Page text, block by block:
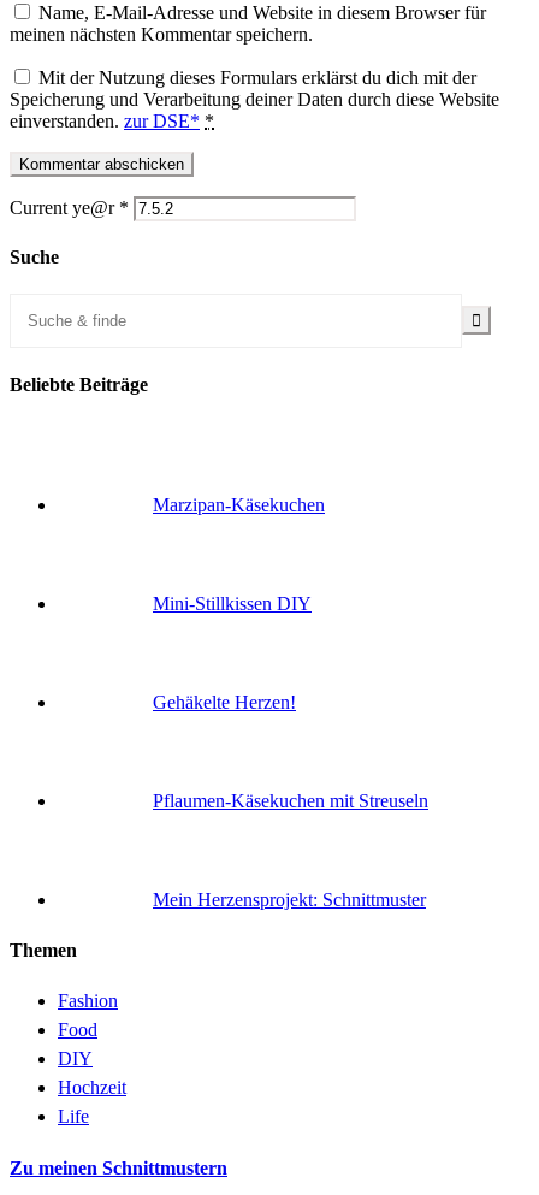
Name, E-Mail-Adresse und Website in diesem Browser für
meinen nächsten Kommentar speichern.
Mit der Nutzung dieses Formulars erklärst du dich mit der
Speicherung und Verarbeitung deiner Daten durch diese Website
einverstanden. zur DSE* *
Current ye@r *
Suche
Beliebte Beiträge
Marzipan-Käsekuchen
Mini-Stillkissen DIY
Gehäkelte Herzen!
Pflaumen-Käsekuchen mit Streuseln
Mein Herzensprojekt: Schnittmuster
Themen
Fashion
Food
DIY
Hochzeit
Life
Zu meinen Schnittmustern